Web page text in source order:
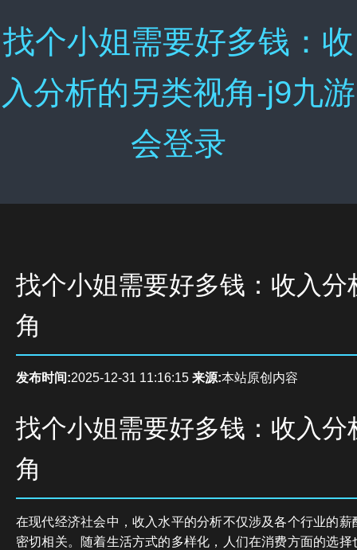
找个小姐需要好多钱：收
入分析的另类视角-j9九游
会登录
找个小姐需要好多钱：收入分
角
发布时间:2025-12-31 11:16:15 来源:本站原创内容
找个小姐需要好多钱：收入分
角
在现代经济社会中，收入水平的分析不仅涉及各个行业的
密切相关。随着生活方式的多样化，人们在消费方面的选